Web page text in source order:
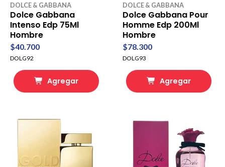
DOLCE & GABBANA
Dolce Gabbana
Intenso Edp 75Ml
Hombre
$40.700
DOLG92
Agregar
DOLCE & GABBANA
Dolce Gabbana Pour
Homme Edp 200Ml
Hombre
$78.300
DOLG93
Agregar